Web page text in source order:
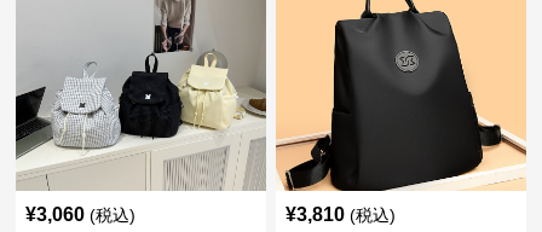
¥3,060 (税込) ¥3,810 (税込)